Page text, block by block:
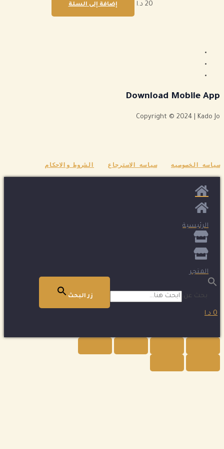
20 د.ا إضافة إلى السلة
Download Mobile App
Copyright © 2024 | Kado Jo
سياسه الخصوصيه سياسه الاسترجاع الشروط والاحكام
الرئيسية
المتجر
بحث عن: زر البحث
0 د.ا